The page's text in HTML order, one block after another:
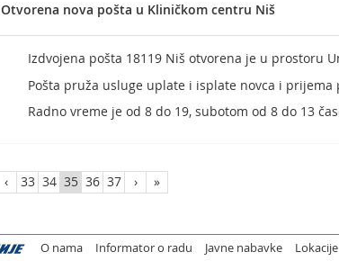
Otvorena nova pošta u Kliničkom centru Niš
Izdvojena pošta 18119 Niš otvorena je u prostoru
Pošta pruža usluge uplate i isplate novca i prijema
Radno vreme je od 8 do 19, subotom od 8 do 13
‹ 33 34 35 36 37 › »
O nama Informator o radu Javne nabavke Lokacije